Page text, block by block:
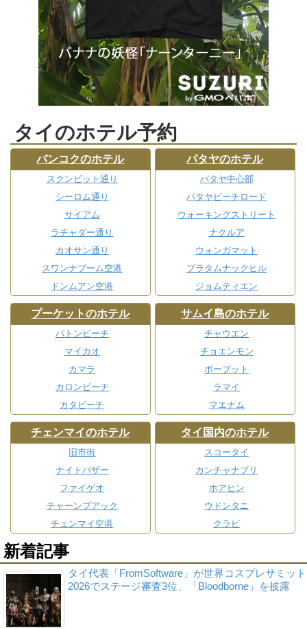
タイのホテル予約
バンコクのホテル
スクンビット通り
シーロム通り
サイアム
ラチャダー通り
カオサン通り
スワンナプーム空港
ドンムアン空港
パタヤのホテル
パタヤ中心部
パタヤビーチロード
ウォーキングストリート
ナクルア
ウォンガマット
プラタムナックヒル
ジョムティエン
プーケットのホテル
パトンビーチ
マイカオ
カマラ
カロンビーチ
カタビーチ
サムイ島のホテル
チャウエン
チョエンモン
ボープット
ラマイ
マエナム
チェンマイのホテル
旧市街
ナイトバザー
ファイゲオ
チャーンプアック
チェンマイ空港
タイ国内のホテル
スコータイ
カンチャナブリ
ホアヒン
ウドンタニ
クラビ
新着記事
タイ代表「FromSoftware」が世界コスプレサミット
2026でステージ審査3位、「Bloodborne」を披露